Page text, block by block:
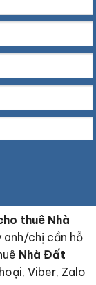
thuê Nhà
anh/chị cần hỗ
Nhà Đất
Viber, Zalo